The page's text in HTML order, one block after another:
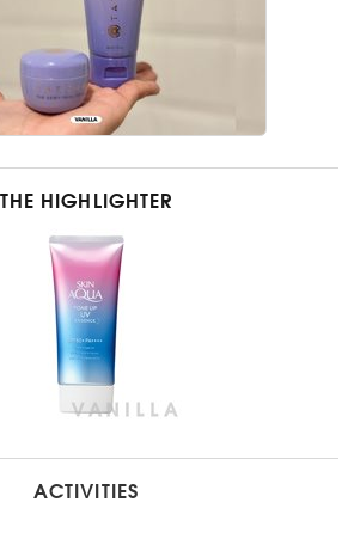
THE HIGHLIGHTER
ACTIVITIES